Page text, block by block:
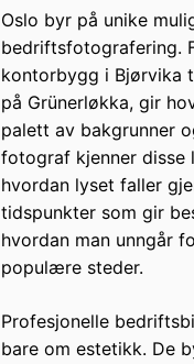
Oslo byr på unike
bedriftsfotografering.
kontorbygg i Bjørvika
på Grünerløkka, gir
palett av bakgrunner
fotograf kjenner disse
hvordan lyset faller
tidspunkter som gir
hvordan man unngår
populære steder.
Profesjonelle
bare om estetikk. De